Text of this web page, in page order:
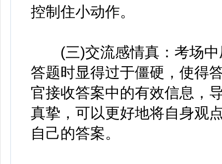
控制住小动作。
(三)交流感情真：考场中
答题时显得过于僵硬，使得
官接收答案中的有效信息，
真挚，可以更好地将自身观
自己的答案。